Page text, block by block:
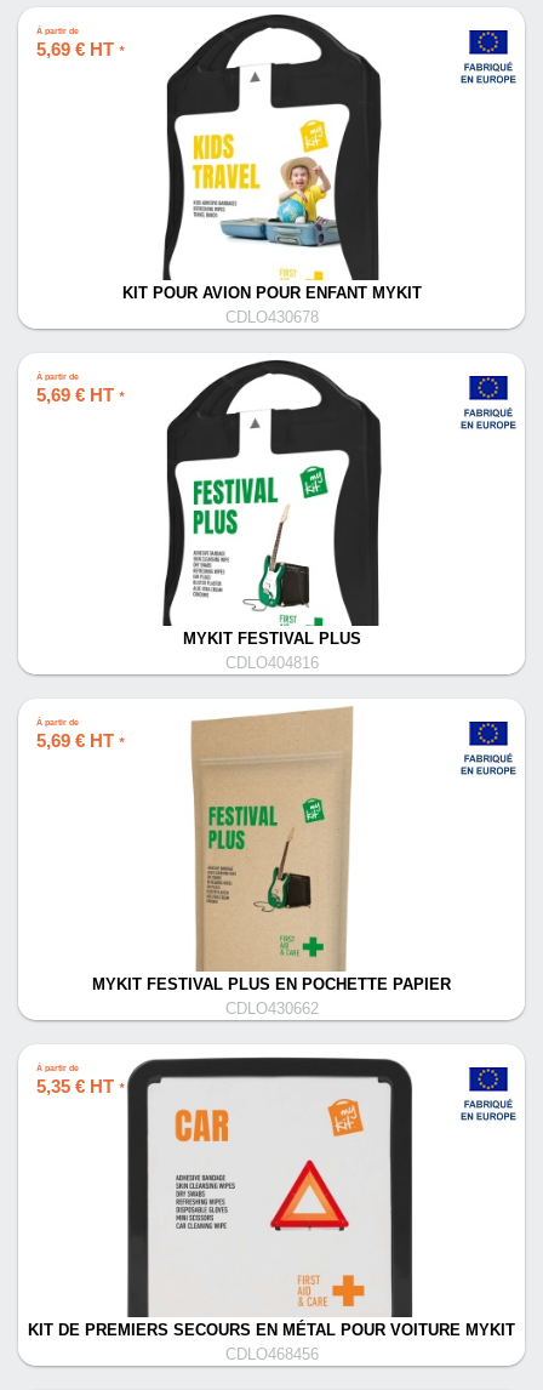
À partir de
5,69 € HT *
KIT POUR AVION POUR ENFANT MYKIT
CDLO430678
À partir de
5,69 € HT *
MYKIT FESTIVAL PLUS
CDLO404816
À partir de
5,69 € HT *
MYKIT FESTIVAL PLUS EN POCHETTE PAPIER
CDLO430662
À partir de
5,35 € HT *
KIT DE PREMIERS SECOURS EN MÉTAL POUR VOITURE MYKIT
CDLO468456